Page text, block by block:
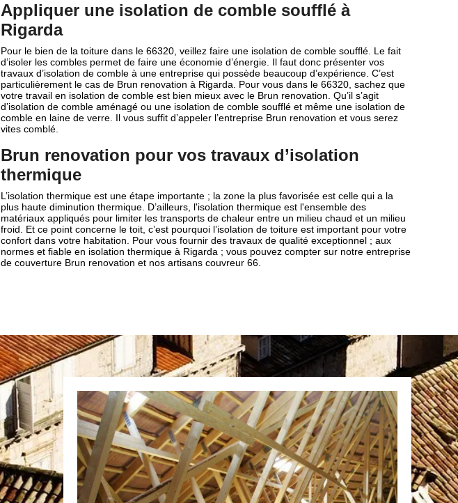
Appliquer une isolation de comble soufflé à
Rigarda
Pour le bien de la toiture dans le 66320, veillez faire une isolation de comble soufflé. Le fait
d’isoler les combles permet de faire une économie d’énergie. Il faut donc présenter vos
travaux d’isolation de comble à une entreprise qui possède beaucoup d’expérience. C’est
particulièrement le cas de Brun renovation à Rigarda. Pour vous dans le 66320, sachez que
votre travail en isolation de comble est bien mieux avec le Brun renovation. Qu’il s’agit
d’isolation de comble aménagé ou une isolation de comble soufflé et même une isolation de
comble en laine de verre. Il vous suffit d’appeler l’entreprise Brun renovation et vous serez
vites comblé.
Brun renovation pour vos travaux d’isolation
thermique
L’isolation thermique est une étape importante ; la zone la plus favorisée est celle qui a la
plus haute diminution thermique. D’ailleurs, l'isolation thermique est l'ensemble des
matériaux appliqués pour limiter les transports de chaleur entre un milieu chaud et un milieu
froid. Et ce point concerne le toit, c’est pourquoi l’isolation de toiture est important pour votre
confort dans votre habitation. Pour vous fournir des travaux de qualité exceptionnel ; aux
normes et fiable en isolation thermique à Rigarda ; vous pouvez compter sur notre entreprise
de couverture Brun renovation et nos artisans couvreur 66.